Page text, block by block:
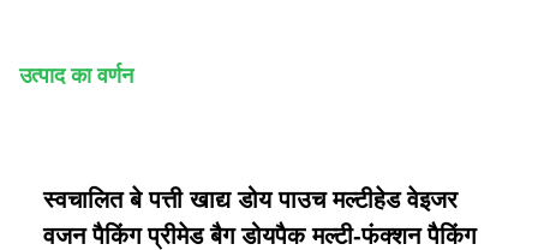
उत्पाद का वर्णन
स्वचालित बे पत्ती खाद्य डोय पाउच मल्टीहेड वेइजर
वजन पैकिंग प्रीमेड बैग डोयपैक मल्टी-फंक्शन पैकिंग